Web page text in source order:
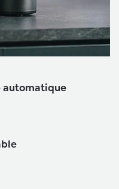
automatique